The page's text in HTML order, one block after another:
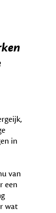
in
van
een
wat